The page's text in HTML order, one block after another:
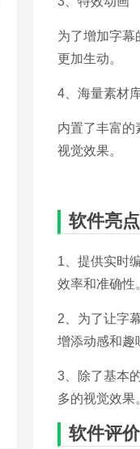
为了增加字幕
更加生动。
4、海量素材
内置了丰富的
视觉效果。
软件亮点
1、提供实时
效率和准确性
2、为了让字
增添动感和趣
3、除了基本
多的视觉效果
软件评价